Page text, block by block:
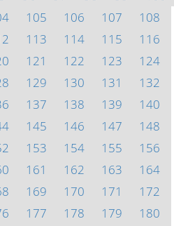
105 106 107
108
113 114 115
116
121 122 123
124
129 130 131
132
137 138 139
140
145 146 147
148
153 154 155
156
161 162 163
164
169 170 171
172
177 178 179
180